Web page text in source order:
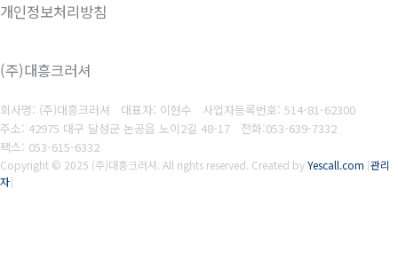
개인정보처리방침
(주)대흥크러셔
회사명: (주)대흥크러셔 대표자: 이현수 사업자등록번호: 514-81-62300
주소: 42975 대구 달성군 논공읍 노이2길 48-17 전화:053-639-7332
팩스: 053-615-6332
Copyright © 2025 (주)대흥크러셔. All rights reserved. Created byYescall.com [관리
자]